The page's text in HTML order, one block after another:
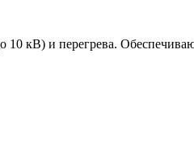
10 кВ) и перегрева.